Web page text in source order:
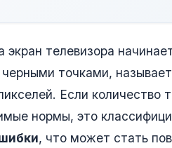
экран телевизора
точками,
Если количество
нормы, это
, что может стать